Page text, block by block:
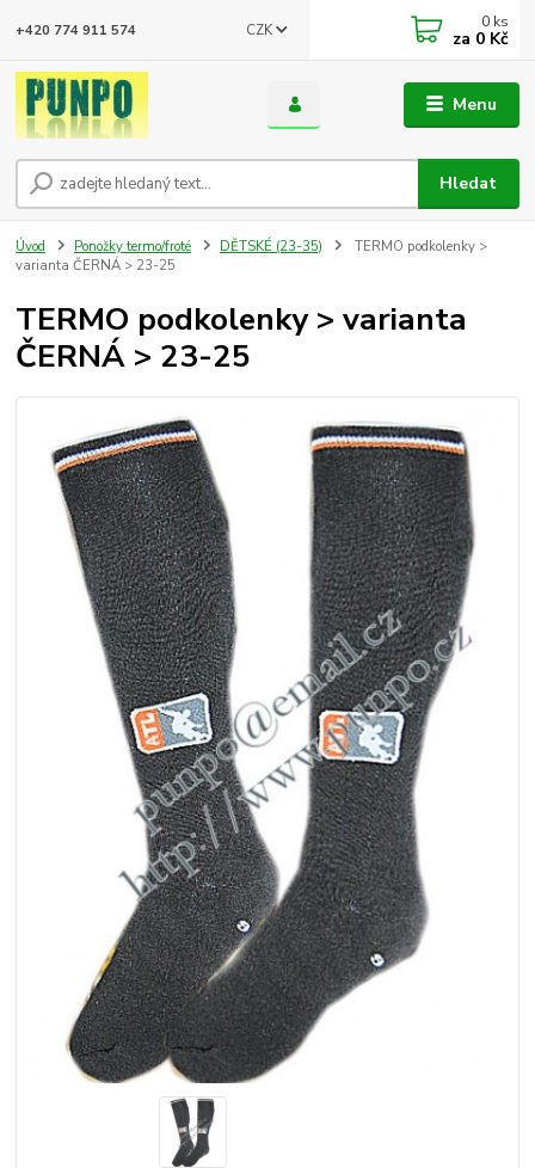
Menu
CZK
Hledat
+420 774 911 574 0 ks
za 0 Kč
Úvod Ponožky termo/froté DĚTSKÉ (23-35)
TERMO podkolenky >
varianta ČERNÁ > 23-25
TERMO podkolenky > varianta
ČERNÁ > 23-25